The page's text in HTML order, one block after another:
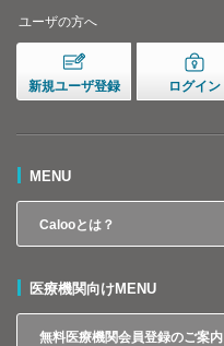
ユーザの方へ
新規ユーザ登録 ログイン
MENU
Calooとは？
医療機関向けMENU
無料医療機関会員登録のご案内